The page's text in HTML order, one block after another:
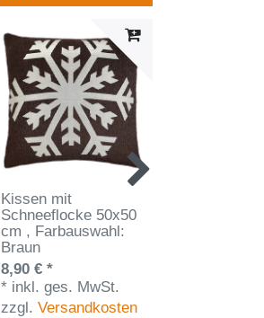
Kissen mit
Schneeflocke 50x50
cm , Farbauswahl:
Braun
8,90 € *
* inkl. ges. MwSt.
zzgl. Versandkosten